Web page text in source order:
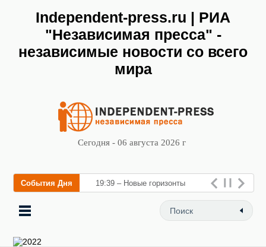
Independent-press.ru | РИА
"Независимая пресса" -
независимые новости со всего
мира
Сегодня - 06 августа 2026 г
События Дня 19:39 – Новые горизонты
флебологии: в Москве
открылся «Городской центр